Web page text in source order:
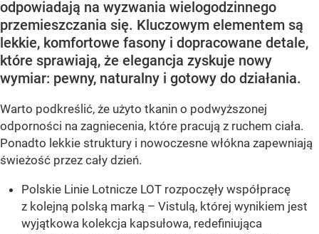
odpowiadają na wyzwania wielogodzinnego
przemieszczania się. Kluczowym elementem są
lekkie, komfortowe fasony i dopracowane detale,
które sprawiają, że elegancja zyskuje nowy
wymiar: pewny, naturalny i gotowy do działania.
Warto podkreślić, że użyto tkanin o podwyższonej
odporności na zagniecenia, które pracują z ruchem ciała.
Ponadto lekkie struktury i nowoczesne włókna zapewniają
świeżość przez cały dzień.
Polskie Linie Lotnicze LOT rozpoczęły współpracę
z kolejną polską marką – Vistulą, której wynikiem jest
wyjątkowa kolekcja kapsułowa, redefiniująca